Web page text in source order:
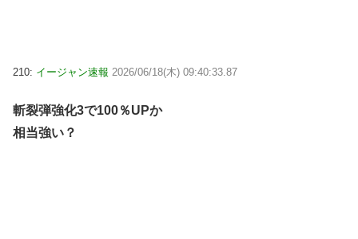
210: イージャン速報 2026/06/18(木) 09:40:33.87
斬裂弾強化3で100％UPか
相当強い？